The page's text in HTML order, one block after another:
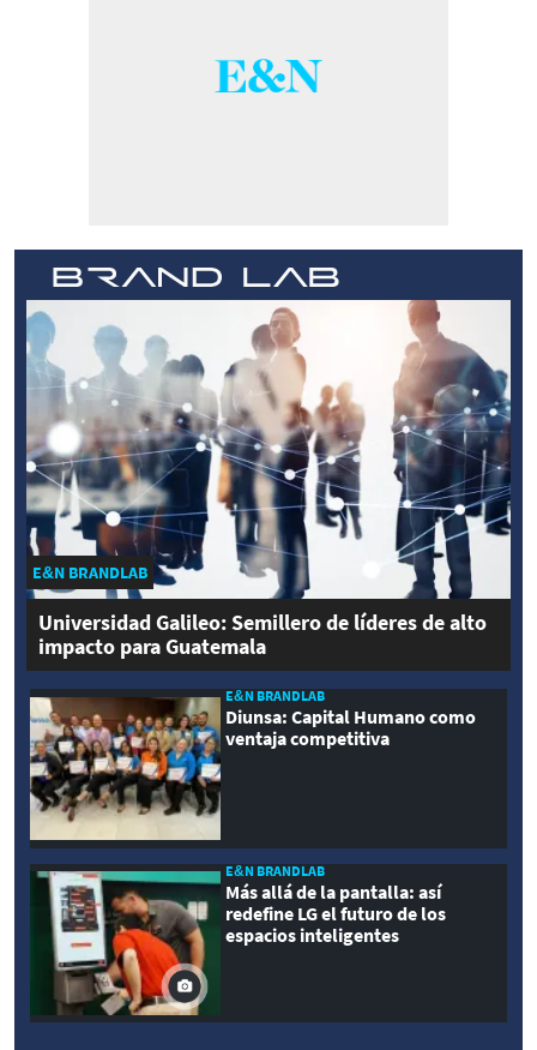
E&N BRANDLAB
Universidad Galileo: Semillero de líderes de alto
impacto para Guatemala
E&N BRANDLAB
Diunsa: Capital Humano como
ventaja competitiva
E&N BRANDLAB
Más allá de la pantalla: así
redefine LG el futuro de los
espacios inteligentes